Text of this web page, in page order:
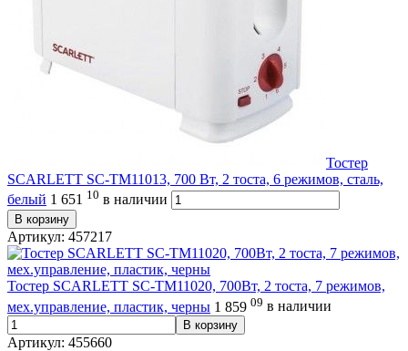
Тостер
SCARLETT SC-TM11013, 700 Вт, 2 тоста, 6 режимов, сталь,
белый 1 651 10 в наличии
В корзину
Артикул: 457217
Тостер SCARLETT SC-TM11020, 700Вт, 2 тоста, 7 режимов,
мех.управление, пластик, черны 1 859 09 в наличии
В корзину
Артикул: 455660